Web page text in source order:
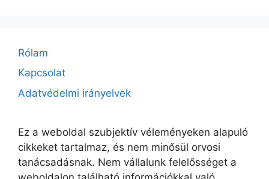
Rólam
Kapcsolat
Adatvédelmi irányelvek
Ez a weboldal szubjektív véleményeken alapuló
cikkeket tartalmaz, és nem minősül orvosi
tanácsadásnak. Nem vállalunk felelősséget a